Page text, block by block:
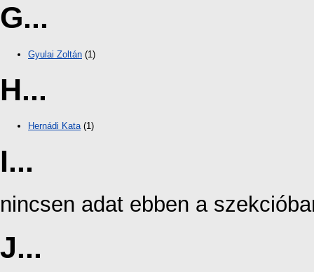
G...
Gyulai Zoltán (1)
H...
Hernádi Kata (1)
I...
nincsen adat ebben a
J...